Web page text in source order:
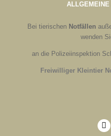
ALLGEMEINE
Bei tierischen Notfällen
wenden
an die Polizeiinspektion
Freiwilliger Kleintier